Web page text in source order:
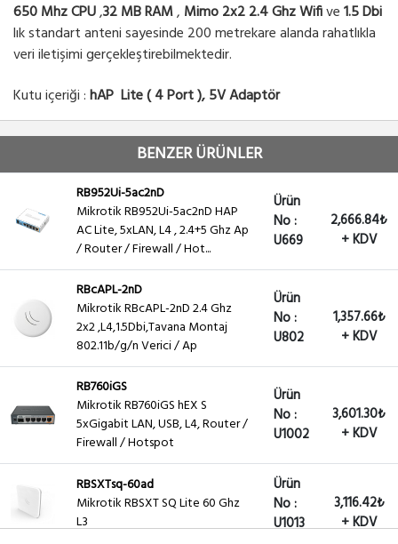
650 Mhz CPU,32 MB RAM, Mimo 2x2 2.4 Ghz Wifive1.5 Dbi
lık standart anteni sayesinde 200 metrekare alanda rahatlıkla
veri iletişimi gerçekleştirebilmektedir.
Kutu içeriği :hAP Lite ( 4 Port ), 5V Adaptör
BENZER ÜRÜNLER
RB952Ui-5ac2nD
Mikrotik RB952Ui-5ac2nD HAP
AC Lite, 5xLAN, L4 , 2.4+5 Ghz Ap
/ Router / Firewall / Hot...
Ürün
No :
U669
2,666.84₺
+ KDV
RBcAPL-2nD
Mikrotik RBcAPL-2nD 2.4 Ghz
2x2 ,L4,1.5Dbi,Tavana Montaj
802.11b/g/n Verici / Ap
Ürün
No :
U802
1,357.66₺
+ KDV
RB760iGS
Mikrotik RB760iGS hEX S
5xGigabit LAN, USB, L4, Router /
Firewall / Hotspot
Ürün
No :
U1002
3,601.30₺
+ KDV
RBSXTsq-60ad
Mikrotik RBSXT SQ Lite 60 Ghz
L3
Ürün
No :
U1013
3,116.42₺
+ KDV